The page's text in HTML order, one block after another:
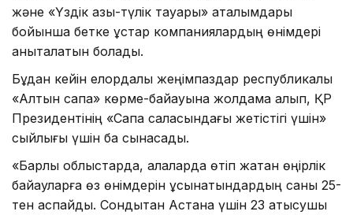
және «Үздік азық-түлік тауары» аталымдары
бойынша бетке ұстар компаниялардың өнімдері
анықталатын болады.
Бұдан кейін елордалық жеңімпаздар республикалық
«Алтын сапа» көрме-байқауына жолдама алып, ҚР
Президентінің «Сапа саласындағы жетістігі үшін»
сыйлығы үшін бақ сынасады.
«Барлық облыстарда, қалаларда өтіп жатқан өңірлік
байқауларға өз өнімдерін ұсынатындардың саны 25-
тен аспайды. Сондықтан Астана үшін 23 қатысушы